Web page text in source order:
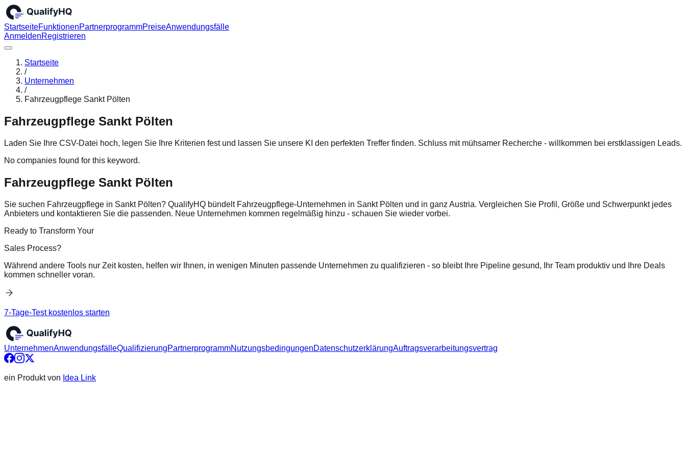
StartseiteFunktionenPartnerprogrammPreiseAnwendungsfälle
AnmeldenRegistrieren
Startseite
/
Unternehmen
/
Fahrzeugpflege Sankt Pölten
Fahrzeugpflege Sankt Pölten
Laden Sie Ihre CSV-Datei hoch, legen Sie Ihre Kriterien fest und lassen Sie unsere KI den perfekten Treffer finden. Schluss mit mühsamer Recherche - willkommen bei erstklassigen Leads.
No companies found for this keyword.
Fahrzeugpflege Sankt Pölten
Sie suchen Fahrzeugpflege in Sankt Pölten? QualifyHQ bündelt Fahrzeugpflege-Unternehmen in Sankt Pölten und in ganz Austria. Vergleichen Sie Profil, Größe und Schwerpunkt jedes
Anbieters und kontaktieren Sie die passenden. Neue Unternehmen kommen regelmäßig hinzu - schauen Sie wieder vorbei.
Ready to Transform Your
Sales Process?
Während andere Tools nur Zeit kosten, helfen wir Ihnen, in wenigen Minuten passende Unternehmen zu qualifizieren - so bleibt Ihre Pipeline gesund, Ihr Team produktiv und Ihre Deals
kommen schneller voran.
7-Tage-Test kostenlos starten
UnternehmenAnwendungsfälleQualifizierungPartnerprogrammNutzungsbedingungenDatenschutzerklärungAuftragsverarbeitungsvertrag
ein Produkt von Idea Link